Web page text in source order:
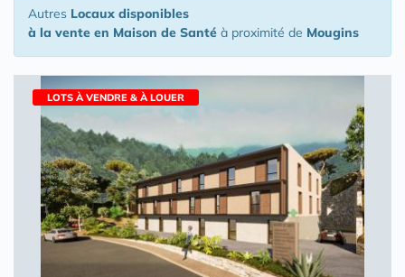
Autres Locaux disponibles
à la vente en Maison de Santé à proximité de Mougins
LOTS À VENDRE & À LOUER